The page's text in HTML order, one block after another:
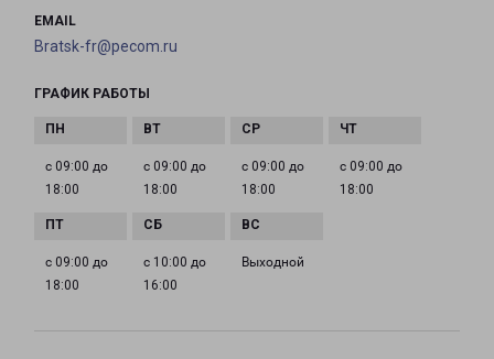
EMAIL
Bratsk-fr@pecom.ru
ГРАФИК РАБОТЫ
с 09:00 до
18:00
с 09:00 до
18:00
с 09:00 до
18:00
с 09:00 до
18:00
с 09:00 до
18:00
с 10:00 до
16:00
Выходной